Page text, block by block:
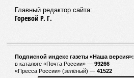
Главный редактор сайта:
Горевой Р. Г.
Подписной индекс газеты «Наша версия»:
в каталоге «Почта России» — 99266
«Пресса России» (зелёный) — 41522